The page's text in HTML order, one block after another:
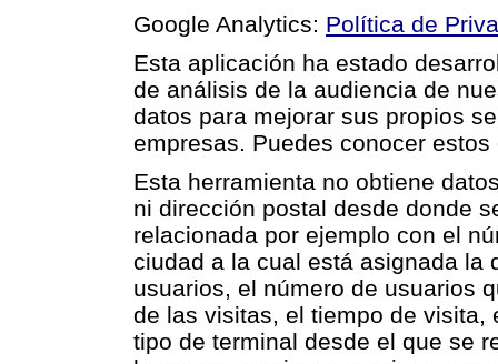
Google Analytics: Política de
Esta aplicación ha estado
de análisis de la audiencia de
datos para mejorar sus propios
empresas. Puedes conocer
Esta herramienta no obtiene
ni dirección postal desde donde
relacionada por ejemplo con el
ciudad a la cual está asignada la
usuarios, el número de usuarios
de las visitas, el tiempo de visita,
tipo de terminal desde el que se